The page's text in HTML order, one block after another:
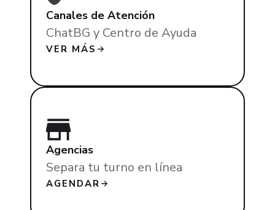
Canales de Atención
ChatBG y Centro de Ayuda
VER MÁS
Agencias
Separa tu turno en línea
AGENDAR